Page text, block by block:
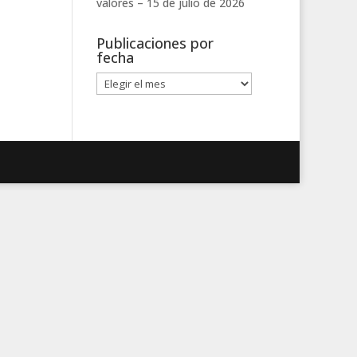
Publicaciones por
fecha
Publicaciones
por